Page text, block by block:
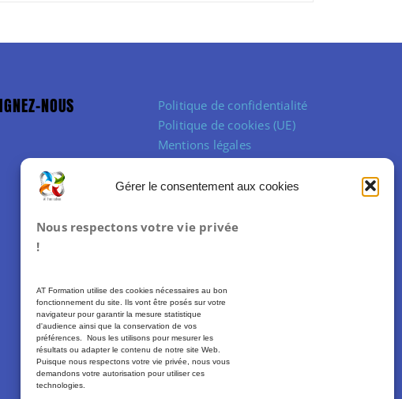
Gérer le consentement aux cookies
Nous respectons votre vie privée
!
AT Formation utilise des cookies nécessaires au bon
fonctionnement du site. Ils vont être posés sur votre
navigateur pour garantir la mesure statistique
d'audience ainsi que la conservation de vos
préférences. Nous les utilisons pour mesurer les
résultats ou adapter le contenu de notre site Web.
Puisque nous respectons votre vie privée, nous vous
demandons votre autorisation pour utiliser ces
technologies.
NOUS
Politique de confidentialité
Politique de cookies (UE)
Mentions légales